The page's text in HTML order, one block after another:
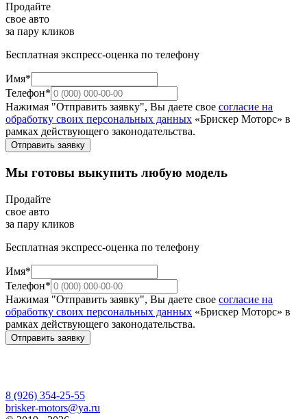
Продайте
свое авто
за пару кликов
Бесплатная экспресс-оценка по телефону
Имя*
Телефон*
Нажимая "Отправить заявку", Вы даете свое согласие на
обработку своих персональных данных «Брискер Моторс» в
рамках действующего законодательства.
Отправить заявку
Мы готовы выкупить любую модель
Продайте
свое авто
за пару кликов
Бесплатная экспресс-оценка по телефону
Имя*
Телефон*
Нажимая "Отправить заявку", Вы даете свое согласие на
обработку своих персональных данных «Брискер Моторс» в
рамках действующего законодательства.
Отправить заявку
8 (926) 354-25-55
brisker-motors@ya.ru